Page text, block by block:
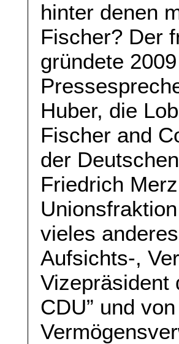
hinter denen
Fischer? Der
gründete
Huber, die
Fischer and
der
Friedrich
vieles
Aufsichts-,
Vizepräsident
CDU” und